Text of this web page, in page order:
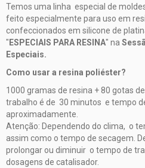
Temos uma linha especial de
feito especialmente para uso em
confeccionados em silicone de
" ESPECIAIS PARA RESINA" na
Especiais.
Como usar a resina poliéster?
1000 gramas de resina + 80 gotas
trabalho é de 30 minutos e tempo
aproximadamente.
Atenção: Dependendo do clima, o
assim como o tempo de secagem.
prolongar ou diminuir o tempo de
dosagens de catalisador.